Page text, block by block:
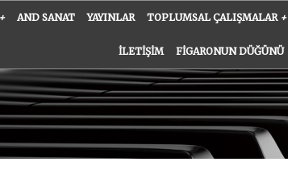
+ AND SANAT YAYINLAR TOPLUMSAL ÇALIŞMALAR +
İLETIŞIM FIGARONUN DÜĞÜNÜ